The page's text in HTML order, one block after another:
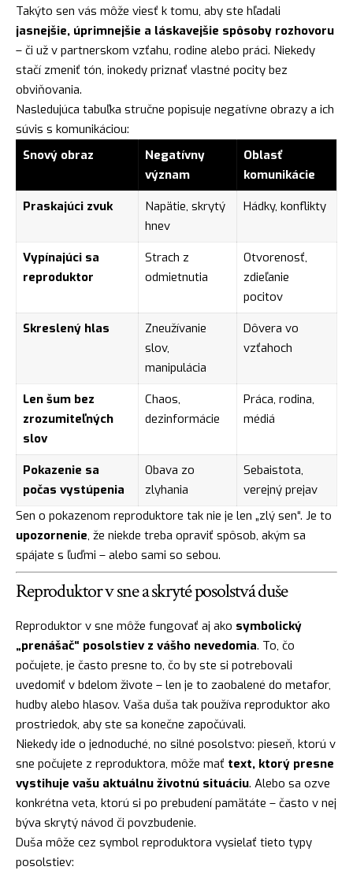
Takýto sen vás môže viesť k tomu, aby ste hľadali
jasnejšie, úprimnejšie a láskavejšie spôsoby rozhovoru
– či už v partnerskom vzťahu, rodine alebo práci. Niekedy
stačí zmeniť tón, inokedy priznať vlastné pocity bez
obviňovania.
Nasledujúca tabuľka stručne popisuje negatívne obrazy a ich
súvis s komunikáciou:
Snový obraz
Negatívny
význam
Oblasť
komunikácie
Praskajúci zvuk
Napätie, skrytý
hnev
Hádky, konflikty
Vypínajúci sa
reproduktor
Strach z
odmietnutia
Otvorenosť,
zdieľanie
pocitov
Skreslený hlas
Zneužívanie
slov,
manipulácia
Dôvera vo
vzťahoch
Len šum bez
zrozumiteľných
slov
Chaos,
dezinformácie
Práca, rodina,
médiá
Pokazenie sa
počas vystúpenia
Obava zo
zlyhania
Sebaistota,
verejný prejav
Sen o pokazenom reproduktore tak nie je len „zlý sen“. Je to
upozornenie, že niekde treba opraviť spôsob, akým sa
spájate s ľuďmi – alebo sami so sebou.
Reproduktor v sne a skryté posolstvá duše
Reproduktor v sne môže fungovať aj ako symbolický
„prenášač“ posolstiev z vášho nevedomia. To, čo
počujete, je často presne to, čo by ste si potrebovali
uvedomiť v bdelom živote – len je to zaobalené do metafor,
hudby alebo hlasov. Vaša duša tak používa reproduktor ako
prostriedok, aby ste sa konečne započúvali.
Niekedy ide o jednoduché, no silné posolstvo: pieseň, ktorú v
sne počujete z reproduktora, môže mať text, ktorý presne
vystihuje vašu aktuálnu životnú situáciu. Alebo sa ozve
konkrétna veta, ktorú si po prebudení pamätáte – často v nej
býva skrytý návod či povzbudenie.
Duša môže cez symbol reproduktora vysielať tieto typy
posolstiev: